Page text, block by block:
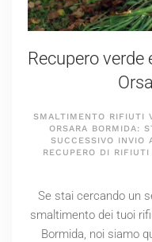
Recupero
SMALTIMENTO RIFIUTI
ORSARA BORMIDA:
SUCCESSIVO INVIO
RECUPERO DI
Se stai cercando un
smaltimento dei tuoi
Bormida, noi siamo